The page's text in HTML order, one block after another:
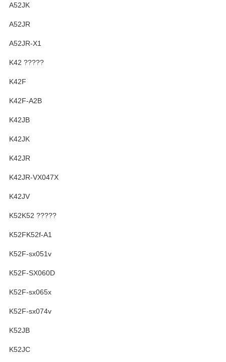
A52JK
A52JR
A52JR-X1
K42 ?????
K42F
K42F-A2B
K42JB
K42JK
K42JR
K42JR-VX047X
K42JV
K52K52 ?????
K52FK52f-A1
K52F-sx051v
K52F-SX060D
K52F-sx065x
K52F-sx074v
K52JB
K52JC